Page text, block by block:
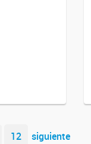
12 siguiente